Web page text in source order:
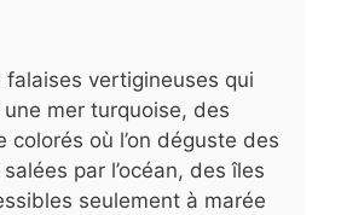
falaises vertigineuses qui
mer turquoise, des
colorés où l’on déguste des
par l’océan, des îles
seulement à marée